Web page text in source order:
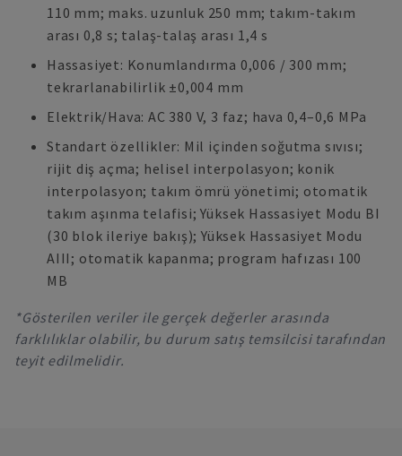
110 mm; maks. uzunluk 250 mm; takım-takım
arası 0,8 s; talaş-talaş arası 1,4 s
Hassasiyet: Konumlandırma 0,006 / 300 mm;
tekrarlanabilirlik ±0,004 mm
Elektrik/Hava: AC 380 V, 3 faz; hava 0,4–0,6 MPa
Standart özellikler: Mil içinden soğutma sıvısı;
rijit diş açma; helisel interpolasyon; konik
interpolasyon; takım ömrü yönetimi; otomatik
takım aşınma telafisi; Yüksek Hassasiyet Modu BI
(30 blok ileriye bakış); Yüksek Hassasiyet Modu
AIII; otomatik kapanma; program hafızası 100
MB
*Gösterilen veriler ile gerçek değerler arasında
farklılıklar olabilir, bu durum satış temsilcisi tarafından
teyit edilmelidir.